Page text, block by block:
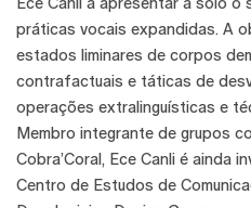
Ece Canli a apresentar a solo o
práticas vocais expandidas. A
estados liminares de corpos
contrafactuais e táticas de
operações extralinguísticas e
Membro integrante de grupos
Cobra’Coral, Ece Canli é ainda
Centro de Estudos de